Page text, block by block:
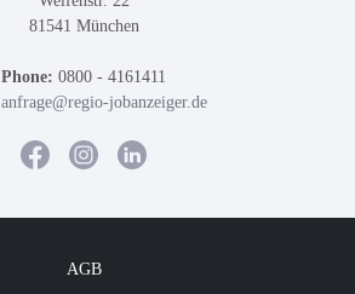
81541 München
Phone: 0800 - 4161411
anfrage@regio-jobanzeiger.de
AGB